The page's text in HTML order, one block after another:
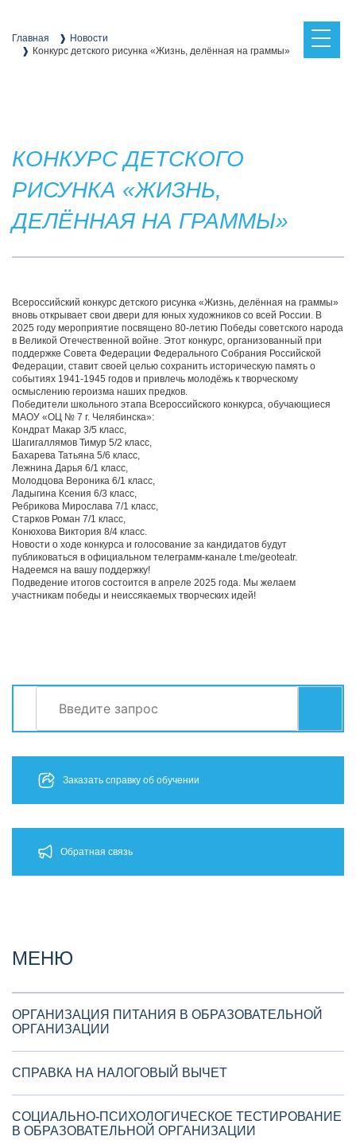
Главная
Новости
Конкурс детского рисунка «Жизнь, делённая на граммы»
КОНКУРС ДЕТСКОГО
РИСУНКА «ЖИЗНЬ,
ДЕЛЁННАЯ НА ГРАММЫ»
Всероссийский конкурс детского рисунка «Жизнь, делённая на граммы»
вновь открывает свои двери для юных художников со всей России. В
2025 году мероприятие посвящено 80-летию Победы советского народа
в Великой Отечественной войне. Этот конкурс, организованный при
поддержке Совета Федерации Федерального Собрания Российской
Федерации, ставит своей целью сохранить историческую память о
событиях 1941-1945 годов и привлечь молодёжь к творческому
осмыслению героизма наших предков.
Победители школьного этапа Всероссийского конкурса, обучающиеся
МАОУ «ОЦ № 7 г. Челябинска»:
Кондрат Макар 3/5 класс,
Шагигаллямов Тимур 5/2 класс,
Бахарева Татьяна 5/6 класс,
Лежнина Дарья 6/1 класс,
Молодцова Вероника 6/1 класс,
Ладыгина Ксения 6/3 класс,
Ребрикова Мирослава 7/1 класс,
Старков Роман 7/1 класс,
Конюхова Виктория 8/4 класс.
Новости о ходе конкурса и голосование за кандидатов будут
публиковаться в официальном телеграмм-канале t.me/geoteatr.
Надеемся на вашу поддержку!
Подведение итогов состоится в апреле 2025 года. Мы желаем
участникам победы и неиссякаемых творческих идей!
СЕРВИСЫ
Заказать справку об обучении
Обратная связь
МЕНЮ
ОРГАНИЗАЦИЯ ПИТАНИЯ В ОБРАЗОВАТЕЛЬНОЙ
ОРГАНИЗАЦИИ
СПРАВКА НА НАЛОГОВЫЙ ВЫЧЕТ
СОЦИАЛЬНО-ПСИХОЛОГИЧЕСКОЕ ТЕСТИРОВАНИЕ
В ОБРАЗОВАТЕЛЬНОЙ ОРГАНИЗАЦИИ